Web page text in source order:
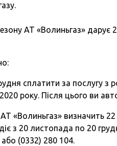
АТ «Волиньгаз» дарує
сплатити за послугу з
року. Після цього ви
«Волиньгаз» визначить
з 20 листопада по 20
(0332) 280 104.